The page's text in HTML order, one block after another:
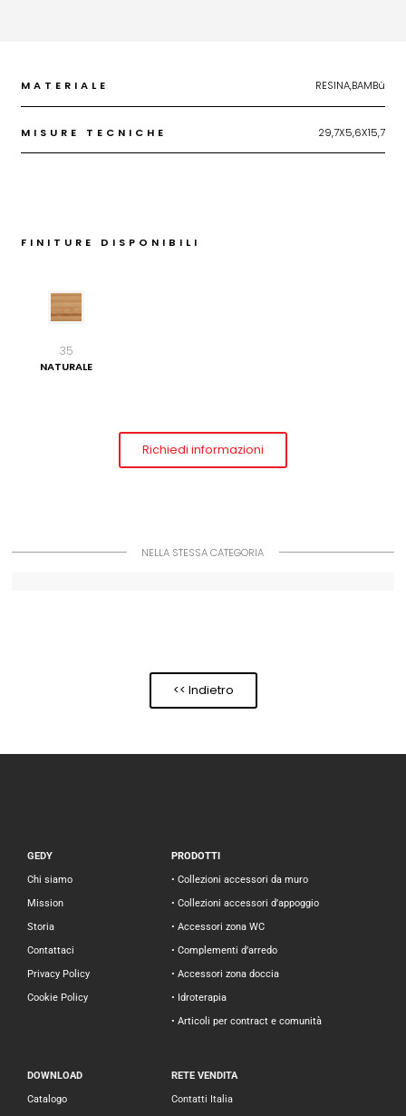
MATERIALE RESINA,BAMBù
MISURE TECNICHE 29,7X5,6X15,7
FINITURE DISPONIBILI
35
NATURALE
Richiedi informazioni
NELLA STESSA CATEGORIA
<< Indietro
GEDY
Chi siamo
Mission
Storia
Contattaci
Privacy Policy
Cookie Policy
PRODOTTI
• Collezioni accessori da muro
• Collezioni accessori d’appoggio
• Accessori zona WC
• Complementi d’arredo
• Accessori zona doccia
• Idroterapia
• Articoli per contract e comunità
DOWNLOAD
Catalogo
RETE VENDITA
Contatti Italia